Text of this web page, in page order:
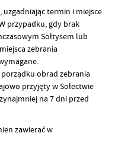
uzgadniając termin i miejsce
przypadku, gdy brak
Sołtysem lub
zebrania
obrad zebrania
przyjęty w Sołectwie
na 7 dni przed
zawierać w